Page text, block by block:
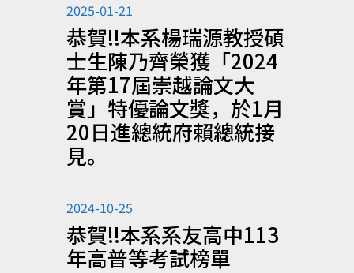
2025-01-21
恭賀!!本系楊瑞源教授碩
士生陳乃齊榮獲「2024
年第17屆崇越論文大
賞」特優論文獎，於1月
20日進總統府賴總統接
見。
2024-10-25
恭賀!!本系系友高中113
年高普等考試榜單